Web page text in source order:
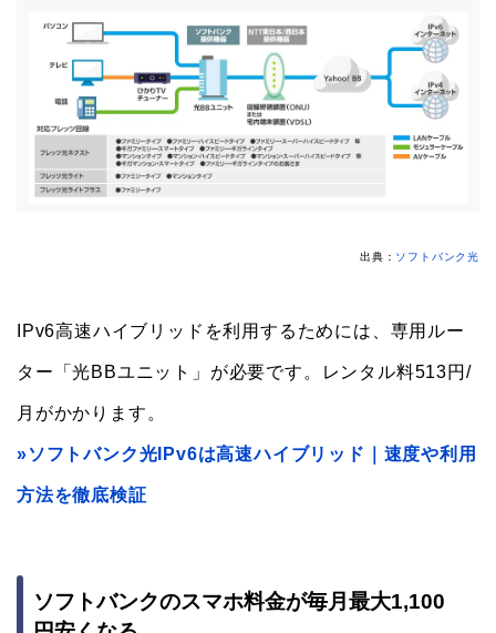
出典： ソフトバンク光
IPv6高速ハイブリッドを利用するためには、専用ルー
ター「光BBユニット」が必要です。レンタル料513円/
月がかかります。
»ソフトバンク光IPv6は高速ハイブリッド｜速度や利用
方法を徹底検証
ソフトバンクのスマホ料金が毎月最大1,100